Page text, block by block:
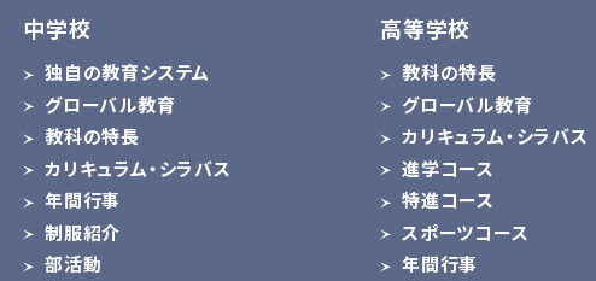
中学校
独自の教育システム
グローバル教育
教科の特長
カリキュラム・シラバス
年間行事
制服紹介
部活動
高等学校
教科の特長
グローバル教育
カリキュラム・シラバス
進学コース
特進コース
スポーツコース
年間行事